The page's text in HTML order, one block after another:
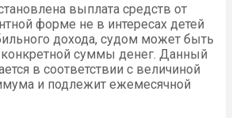
выплата средств от
форме не в интересах детей
дохода, судом может быть
конкретной суммы денег. Данный
в соответствии с величиной
и подлежит ежемесячной